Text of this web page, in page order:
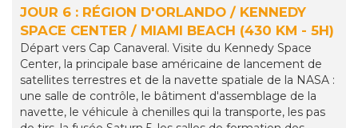
JOUR 6 : RÉGION D'ORLANDO / KENNEDY
SPACE CENTER / MIAMI BEACH (430 KM - 5H)
Départ vers Cap Canaveral. Visite du Kennedy Space
Center, la principale base américaine de lancement de
satellites terrestres et de la navette spatiale de la NASA :
une salle de contrôle, le bâtiment d'assemblage de la
navette, le véhicule à chenilles qui la transporte, les pas